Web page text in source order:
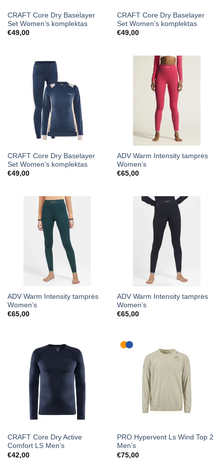
CRAFT Core Dry Baselayer
Set Women’s komplektas
€49,00
CRAFT Core Dry Baselayer
Set Women’s komplektas
€49,00
CRAFT Core Dry Baselayer
Set Women’s komplektas
€49,00
ADV Warm Intensity tamprės
Women’s
€65,00
ADV Warm Intensity tamprės
Women’s
€65,00
ADV Warm Intensity tamprės
Women’s
€65,00
CRAFT Core Dry Active
Comfort LS Men’s
€42,00
PRO Hypervent Ls Wind Top 2
Men’s
€75,00